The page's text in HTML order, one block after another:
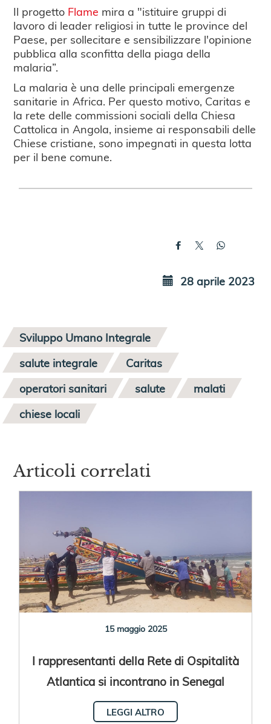
Il progetto Flame mira a "istituire gruppi di
lavoro di leader religiosi in tutte le province del
Paese, per sollecitare e sensibilizzare l'opinione
pubblica alla sconfitta della piaga della
malaria”.
La malaria è una delle principali emergenze
sanitarie in Africa. Per questo motivo, Caritas e
la rete delle commissioni sociali della Chiesa
Cattolica in Angola, insieme ai responsabili delle
Chiese cristiane, sono impegnati in questa lotta
per il bene comune.
28 aprile 2023
Sviluppo Umano Integrale
salute integrale
Caritas
operatori sanitari
salute
malati
chiese locali
Articoli correlati
15 maggio 2025
I rappresentanti della Rete di Ospitalità
Atlantica si incontrano in Senegal
LEGGI ALTRO